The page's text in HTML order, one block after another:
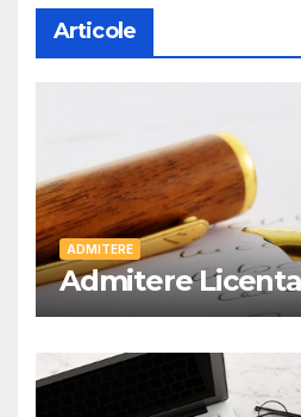
Articole
ADMITERE
Admitere Licenta